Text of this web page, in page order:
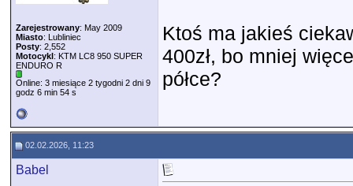
Zarejestrowany: May 2009
Miasto: Lubliniec
Posty: 2,552
Motocykl: KTM LC8 950 SUPER
ENDURO R
Online: 3 miesiące 2 tygodni 2 dni 9
godz 6 min 54 s
Ktoś ma jakieś
400zł, bo mniej
półce?
02.02.2026, 11:23
Babel